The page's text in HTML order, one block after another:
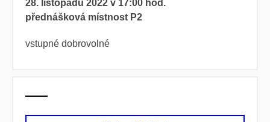
28. listopadu 2022 v 17:00 hod.
přednášková místnost P2
vstupné dobrovolné